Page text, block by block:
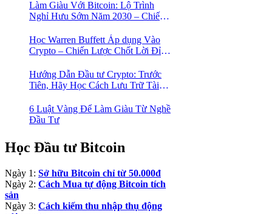
Làm Giàu Với Bitcoin: Lộ Trình
Nghỉ Hưu Sớm Năm 2030 – Chiến
Học Warren Buffett Áp dụng Vào
Crypto – Chiến Lược Chốt Lời Đỉnh
Hướng Dẫn Đầu tư Crypto: Trước
Tiên, Hãy Học Cách Lưu Trữ Tài
6 Luật Vàng Để Làm Giàu Từ Nghề
Đầu Tư
Học Đầu tư Bitcoin
Ngày 1: Sở hữu Bitcoin chỉ từ 50.000đ
Ngày 2: Cách Mua tự động Bitcoin tích
sản
Ngày 3: Cách kiếm thu nhập thụ động